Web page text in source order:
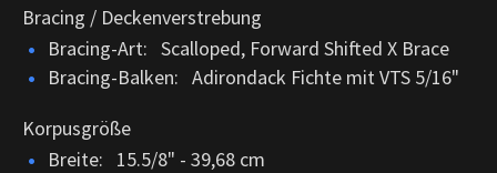
Bracing / Deckenverstrebung
Bracing-Art: Scalloped, Forward Shifted X Brace
Bracing-Balken: Adirondack Fichte mit VTS 5/16"
Korpusgröße
Breite: 15.5/8" - 39,68 cm